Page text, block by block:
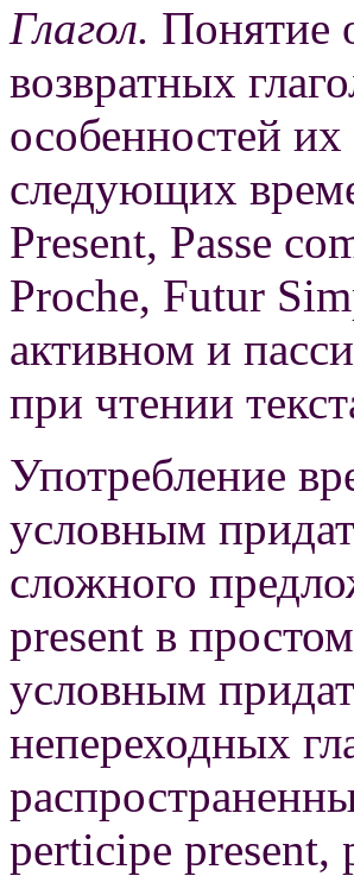
Глагол. Понятие
возвратных
особенностей
следующих
Present, Раsse
Proche, Futur
активном и
при чтении
Употребление
условным
сложного
present в
условным
непереходных
perticipe рresent,